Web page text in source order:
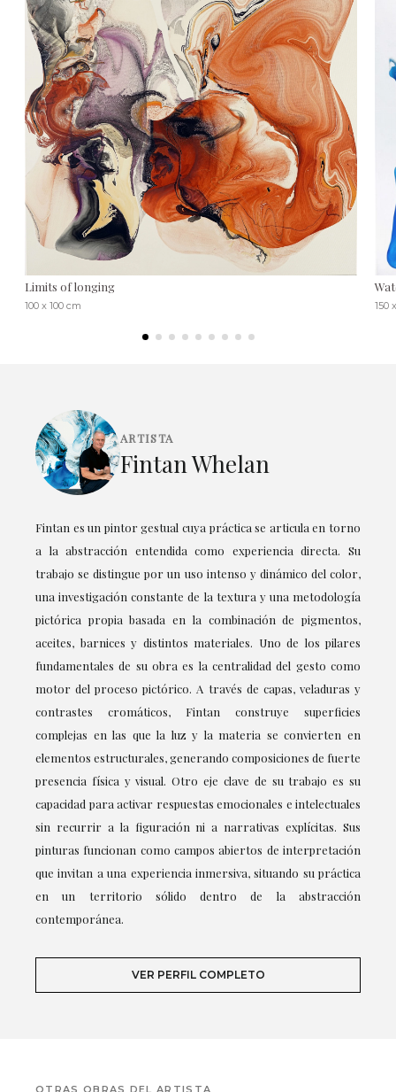
Limits of longing
100 x 100 cm 150
ARTISTA
Fintan Whelan
Fintan es un pintor gestual cuya práctica se articula en torno
a la abstracción entendida como experiencia directa. Su
trabajo se distingue por un uso intenso y dinámico del color,
una investigación constante de la textura y una metodología
pictórica propia basada en la combinación de pigmentos,
aceites, barnices y distintos materiales. Uno de los pilares
fundamentales de su obra es la centralidad del gesto como
motor del proceso pictórico. A través de capas, veladuras y
contrastes cromáticos, Fintan construye superficies
complejas en las que la luz y la materia se convierten en
elementos estructurales, generando composiciones de fuerte
presencia física y visual. Otro eje clave de su trabajo es su
capacidad para activar respuestas emocionales e intelectuales
sin recurrir a la figuración ni a narrativas explícitas. Sus
pinturas funcionan como campos abiertos de interpretación
que invitan a una experiencia inmersiva, situando su práctica
en un territorio sólido dentro de la abstracción
contemporánea.
VER PERFIL COMPLETO
OTRAS OBRAS DEL ARTISTA